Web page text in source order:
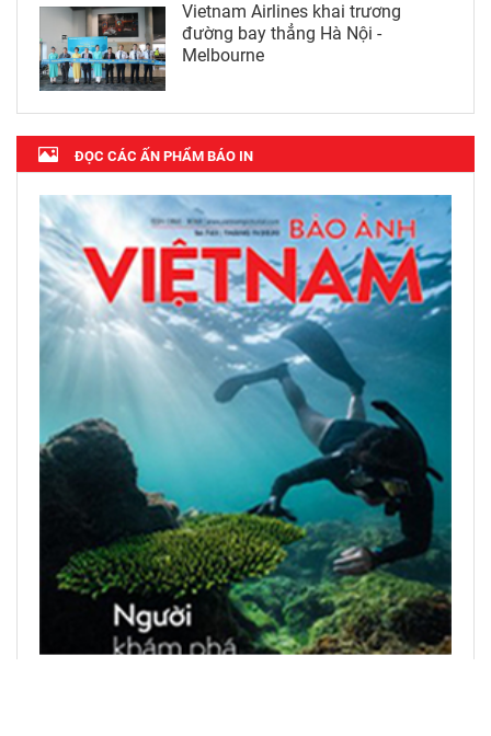
Vietnam Airlines khai trương
đường bay thẳng Hà Nội -
Melbourne
ĐỌC CÁC ẤN PHẨM BÁO IN